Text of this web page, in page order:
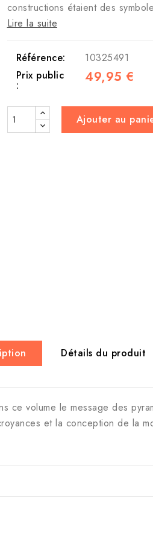
constructions étaient des
Lire la suite
Référence:
10325491
Prix public
: 49,95 €
Ajouter au
Détails du produit
ce volume le message des
et la conception de la